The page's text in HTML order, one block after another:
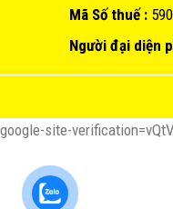
Mã Số thuế :
Người đại diện
google-site-